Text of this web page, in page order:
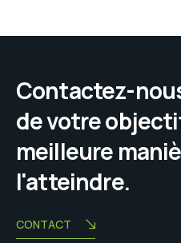
Contactez-
de votre
meilleure
l'atteindre.
CONTACT